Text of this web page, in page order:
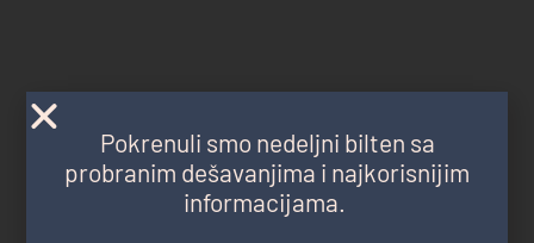
U komšiluku
Pokrenuli smo nedeljni bilten sa
probranim dešavanjima i najkorisnijim
informacijama.